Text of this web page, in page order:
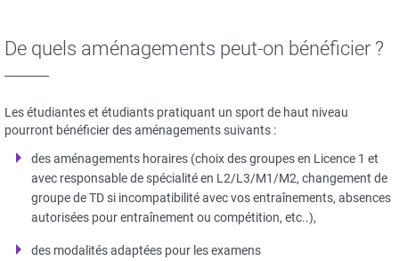
De quels aménagements peut-on bénéficier ?
Les étudiantes et étudiants pratiquant un sport de haut niveau
pourront bénéficier des aménagements suivants :
des aménagements horaires (choix des groupes en Licence 1 et
avec responsable de spécialité en L2/L3/M1/M2, changement de
groupe de TD si incompatibilité avec vos entraînements, absences
autorisées pour entraînement ou compétition, etc..),
des modalités adaptées pour les examens